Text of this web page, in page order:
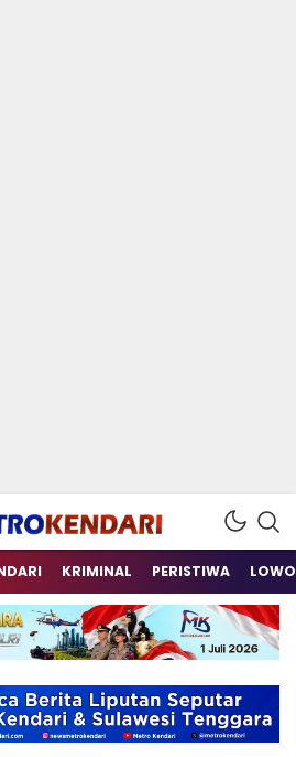
Sulawesi Tenggara
KRIMINAL PERISTIWA